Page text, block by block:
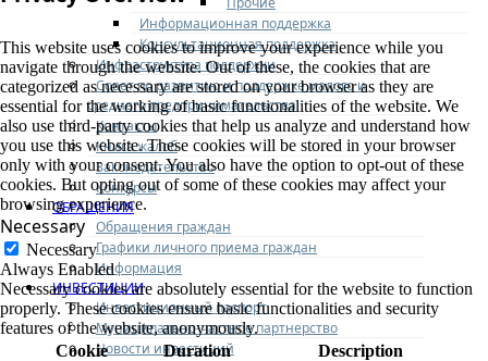
Информационная поддержка
Консультационная поддержка
Инфраструктура поддержки
Совет по развитию и поддержке малого и
среднего предпринимательства
Контакты
Книга жалоб
Законодательство
Конкурсы
ОБРАЩЕНИЯ
Обращения граждан
Графики личного приема граждан
Информация
ИНВЕСТИЦИИ
Инвестиционный паспорт
Муниципально-частное партнерство
Новости инвестиций
This website uses cookies to improve your experience while you
navigate through the website. Out of these, the cookies that are
categorized as necessary are stored on your browser as they are
essential for the working of basic functionalities of the website. We
also use third-party cookies that help us analyze and understand how
you use this website. These cookies will be stored in your browser
only with your consent. You also have the option to opt-out of these
cookies. But opting out of some of these cookies may affect your
browsing experience.
Necessary
Necessary
Always Enabled
Necessary cookies are absolutely essential for the website to function
properly. These cookies ensure basic functionalities and security
features of the website, anonymously.
Cookie
Duration Description